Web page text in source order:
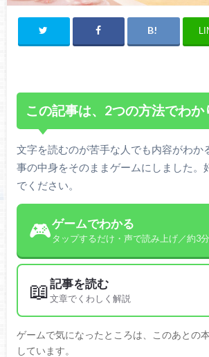
この記事は、2つの方法でわか
文字を読むのが苦手な人でも内容がわか
事の中身をそのままゲームにしました。
でください。
🎮ゲームでわかる
タップするだけ・声で読み上げ／約3分
📖記事を読む
文章でくわしく解説
ゲームで気になったところは、このあとの
しています。